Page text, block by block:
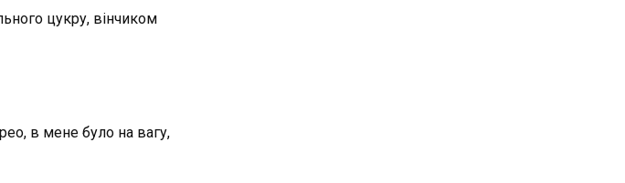
цукру, вінчиком
в мене було на вагу,